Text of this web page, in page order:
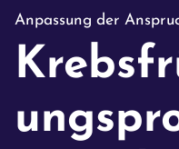
Anpassung der